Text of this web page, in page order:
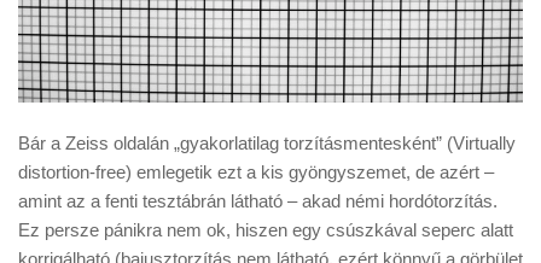
Bár a Zeiss oldalán „gyakorlatilag torzításmentesként” (Virtually
distortion-free) emlegetik ezt a kis gyöngyszemet, de azért –
amint az a fenti tesztábrán látható – akad némi hordótorzítás.
Ez persze pánikra nem ok, hiszen egy csúszkával seperc alatt
korrigálható (bajusztorzítás nem látható, ezért könnyű a görbület